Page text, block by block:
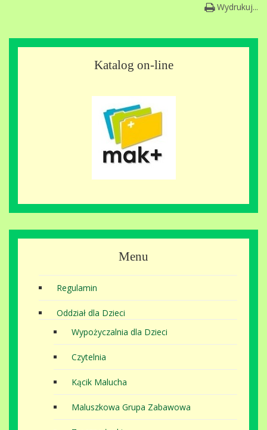
Wydrukuj...
Katalog on-line
Menu
Regulamin
Oddział dla Dzieci
Wypożyczalnia dla Dzieci
Czytelnia
Kącik Malucha
Maluszkowa Grupa Zabawowa